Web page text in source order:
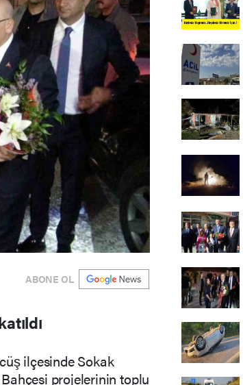
ABONE OL
ilçesinde Sokak
Bahçesi projelerinin toplu